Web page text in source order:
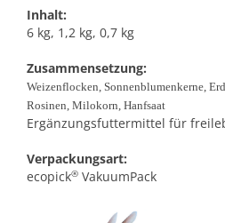
Inhalt:
6 kg, 1,2 kg, 0,7 kg
Zusammensetzung:
Weizenflocken, Sonnenblumenkerne,
Rosinen, Milokorn, Hanfsaat
Ergänzungsfuttermittel für
Verpackungsart:
ecopick® VakuumPack